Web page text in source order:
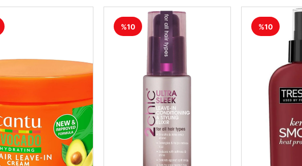
%10 %10